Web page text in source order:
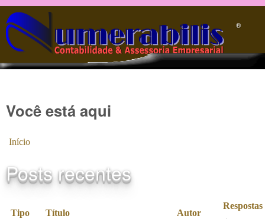
Pular para o conteúdo principal
®️
Você está aqui
Início
Posts recentes
Tipo Título Autor
Respostas